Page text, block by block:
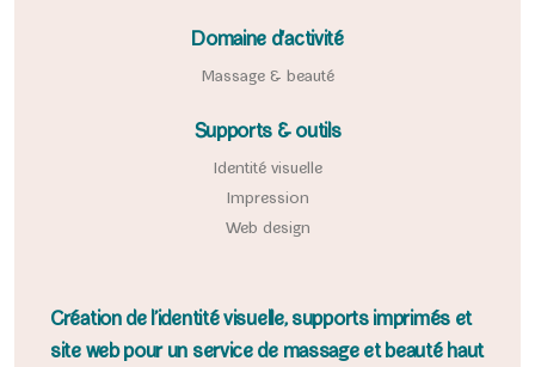
Domaine d'activité
Massage & beauté
Supports & outils
Identité visuelle
Impression
Web design
Création de l’identité visuelle, supports imprimés et
site web pour un service de massage et beauté haut